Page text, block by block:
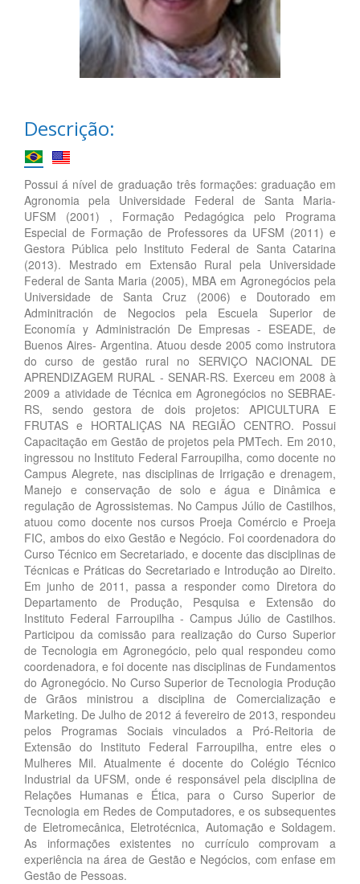
Descrição:
Possui á nível de graduação três formações: graduação em
Agronomia pela Universidade Federal de Santa Maria-
UFSM (2001) , Formação Pedagógica pelo Programa
Especial de Formação de Professores da UFSM (2011) e
Gestora Pública pelo Instituto Federal de Santa Catarina
(2013). Mestrado em Extensão Rural pela Universidade
Federal de Santa Maria (2005), MBA em Agronegócios pela
Universidade de Santa Cruz (2006) e Doutorado em
Adminitración de Negocios pela Escuela Superior de
Economía y Administración De Empresas - ESEADE, de
Buenos Aires- Argentina. Atuou desde 2005 como instrutora
do curso de gestão rural no SERVIÇO NACIONAL DE
APRENDIZAGEM RURAL - SENAR-RS. Exerceu em 2008 à
2009 a atividade de Técnica em Agronegócios no SEBRAE-
RS, sendo gestora de dois projetos: APICULTURA E
FRUTAS e HORTALIÇAS NA REGIÃO CENTRO. Possui
Capacitação em Gestão de projetos pela PMTech. Em 2010,
ingressou no Instituto Federal Farroupilha, como docente no
Campus Alegrete, nas disciplinas de Irrigação e drenagem,
Manejo e conservação de solo e água e Dinâmica e
regulação de Agrossistemas. No Campus Júlio de Castilhos,
atuou como docente nos cursos Proeja Comércio e Proeja
FIC, ambos do eixo Gestão e Negócio. Foi coordenadora do
Curso Técnico em Secretariado, e docente das disciplinas de
Técnicas e Práticas do Secretariado e Introdução ao Direito.
Em junho de 2011, passa a responder como Diretora do
Departamento de Produção, Pesquisa e Extensão do
Instituto Federal Farroupilha - Campus Júlio de Castilhos.
Participou da comissão para realização do Curso Superior
de Tecnologia em Agronegócio, pelo qual respondeu como
coordenadora, e foi docente nas disciplinas de Fundamentos
do Agronegócio. No Curso Superior de Tecnologia Produção
de Grãos ministrou a disciplina de Comercialização e
Marketing. De Julho de 2012 á fevereiro de 2013, respondeu
pelos Programas Sociais vinculados a Pró-Reitoria de
Extensão do Instituto Federal Farroupilha, entre eles o
Mulheres Mil. Atualmente é docente do Colégio Técnico
Industrial da UFSM, onde é responsável pela disciplina de
Relações Humanas e Ética, para o Curso Superior de
Tecnologia em Redes de Computadores, e os subsequentes
de Eletromecânica, Eletrotécnica, Automação e Soldagem.
As informações existentes no currículo comprovam a
experiência na área de Gestão e Negócios, com enfase em
Gestão de Pessoas.